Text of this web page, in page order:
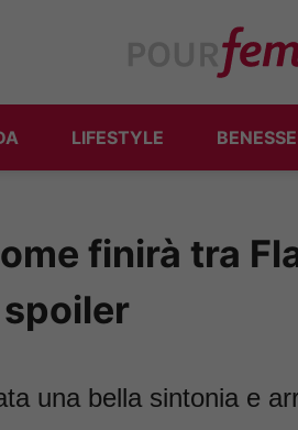
LIFESTYLE
finirà tra
spoiler
una bella sintonia e